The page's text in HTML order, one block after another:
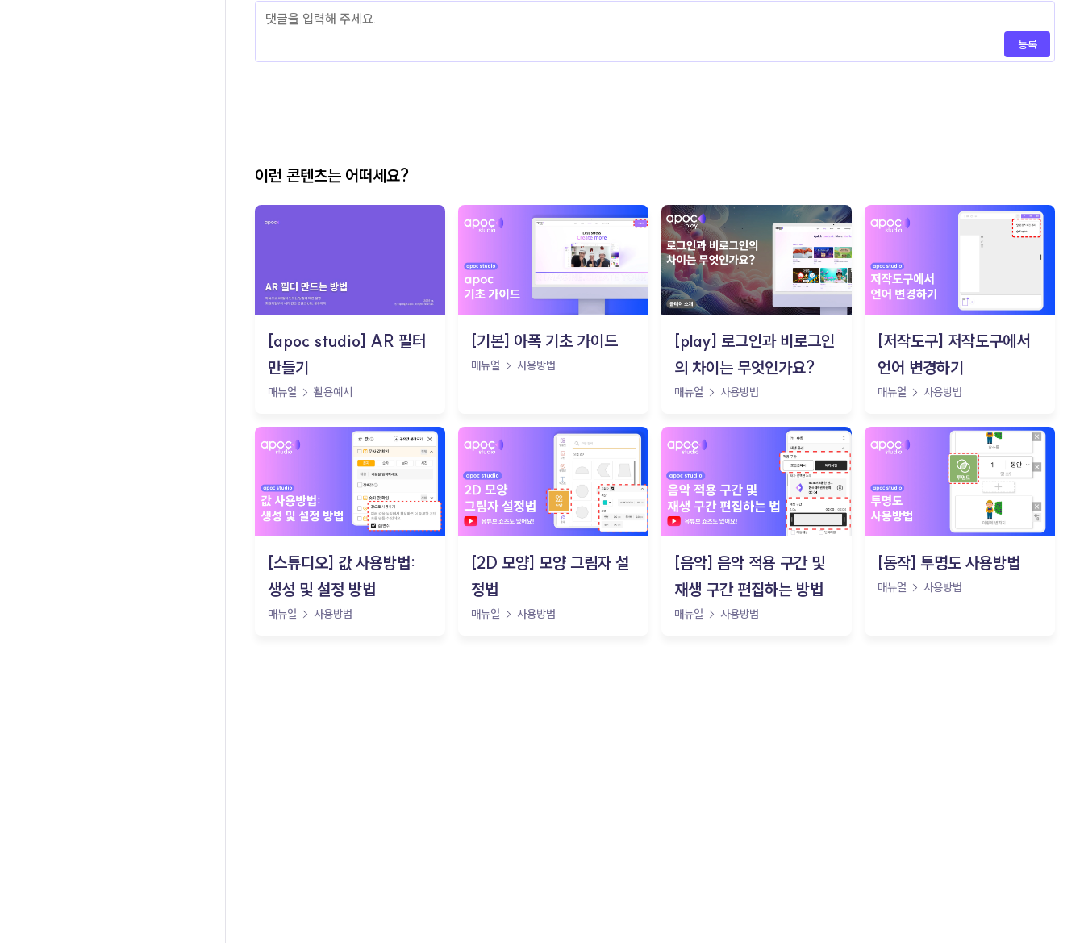
등록
이런 콘텐츠는 어떠세요?
[apoc studio] AR 필터
만들기
매뉴얼 활용예시
[기본] 아폭 기초 가이드
매뉴얼 사용방법
[play] 로그인과 비로그인
의 차이는 무엇인가요?
매뉴얼 사용방법
[저작도구] 저작도구에서
언어 변경하기
매뉴얼 사용방법
[스튜디오] 값 사용방법:
생성 및 설정 방법
매뉴얼 사용방법
[2D 모양] 모양 그림자 설
정법
매뉴얼 사용방법
[음악] 음악 적용 구간 및
재생 구간 편집하는 방법
매뉴얼 사용방법
[동작] 투명도 사용방법
매뉴얼 사용방법